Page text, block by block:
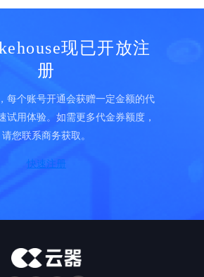
现已开放注
册
每个账号开通会获赠一定金额的代
试用体验。如需更多代金券额度，
请您联系商务获取。
快速注册